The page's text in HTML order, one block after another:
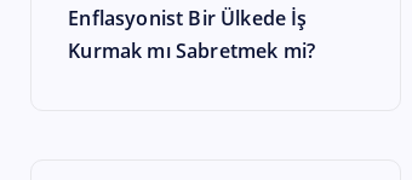
Enflasyonist Bir Ülkede İş
Kurmak mı Sabretmek mi?